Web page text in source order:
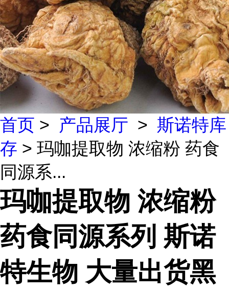
首页 > 产品展厅 > 斯诺特库
存 > 玛咖提取物 浓缩粉 药食
同源系...
玛咖提取物 浓缩粉
药食同源系列 斯诺
特生物 大量出货黑